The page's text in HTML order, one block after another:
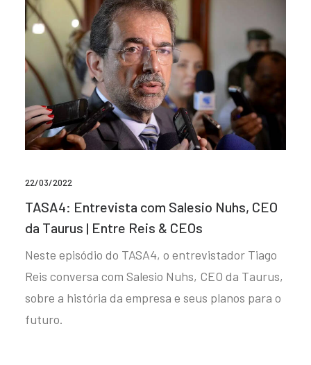
22/03/2022
TASA4: Entrevista com Salesio Nuhs, CEO
da Taurus | Entre Reis & CEOs
Neste episódio do TASA4, o entrevistador Tiago
Reis conversa com Salesio Nuhs, CEO da Taurus,
sobre a história da empresa e seus planos para o
futuro.